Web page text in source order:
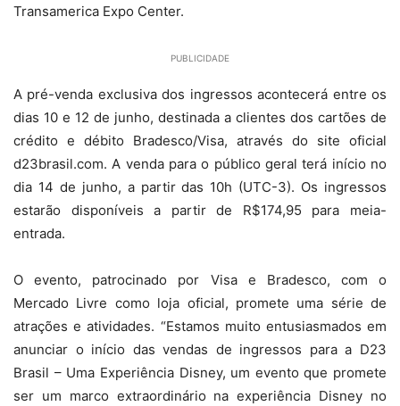
Transamerica Expo Center.
PUBLICIDADE
A pré-venda exclusiva dos ingressos acontecerá entre os
dias 10 e 12 de junho, destinada a clientes dos cartões de
crédito e débito Bradesco/Visa, através do site oficial
d23brasil.com. A venda para o público geral terá início no
dia 14 de junho, a partir das 10h (UTC-3). Os ingressos
estarão disponíveis a partir de R$174,95 para meia-
entrada.
O evento, patrocinado por Visa e Bradesco, com o
Mercado Livre como loja oficial, promete uma série de
atrações e atividades. “Estamos muito entusiasmados em
anunciar o início das vendas de ingressos para a D23
Brasil – Uma Experiência Disney, um evento que promete
ser um marco extraordinário na experiência Disney no